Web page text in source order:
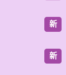
新
新